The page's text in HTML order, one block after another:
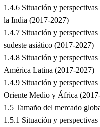
1.4.6 Situación y
la India (2017-2027)
1.4.7 Situación y
sudeste asiático (2017-2027)
1.4.8 Situación y
América Latina (2017-2027)
1.4.9 Situación y
Oriente Medio y África
1.5 Tamaño del mercado
1.5.1 Situación y